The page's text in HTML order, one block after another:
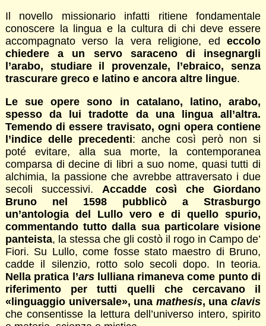
Il novello missionario infatti ritiene fondamentale
conoscere la lingua e la cultura di chi deve essere
accompagnato verso la vera religione, edeccolo
chiedere a un servo saraceno di insegnargli
l’arabo, studiare il provenzale, l’ebraico, senza
trascurare greco e latino e ancora altre lingue.
Le sue opere sono in catalano, latino, arabo,
spesso da lui tradotte da una lingua all’altra.
Temendo di essere travisato, ogni opera contiene
l’indice delle precedenti: anche così però non si
poté evitare, alla sua morte, la contemporanea
comparsa di decine di libri a suo nome, quasi tutti di
alchimia, la passione che avrebbe attraversato i due
secoli successivi. Accadde così che Giordano
Bruno nel 1598 pubblicò a Strasburgo
un’antologia del Lullo vero e di quello spurio,
commentando tutto dalla sua particolare visione
panteista, la stessa che gli costò il rogo in Campo de’
Fiori. Su Lullo, come fosse stato maestro di Bruno,
cadde il silenzio, rotto solo secoli dopo. In teoria.
Nella pratica l’arslulliana rimaneva come punto di
riferimento per tutti quelli che cercavano il
«linguaggio universale», una mathesis, unaclavis
che consentisse la lettura dell’universo intero, spirito